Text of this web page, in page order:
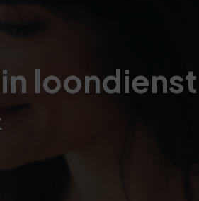
loondienst